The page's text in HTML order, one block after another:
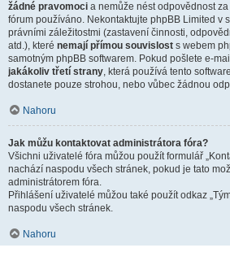
žádné pravomoci a nemůže nést odpovědnost
fórum používáno. Nekontaktujte phpBB Limited v
právními záležitostmi (zastavení činnosti,
atd.), které nemají přímou souvislost s webem
samotným phpBB softwarem. Pokud pošlete e-
jakákoliv třetí strany, která používá tento
dostanete pouze strohou, nebo vůbec žádnou
Nahoru
Jak můžu kontaktovat administrátora fóra?
Všichni uživatelé fóra můžou použít formulář
nachází naspodu všech stránek, pokud je tato
administrátorem fóra.
Přihlášení uživatelé můžou také použít odkaz
naspodu všech stránek.
Nahoru